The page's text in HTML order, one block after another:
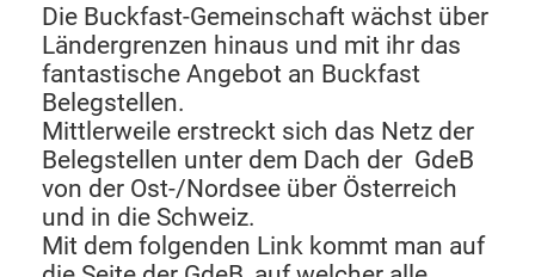
Die Buckfast-Gemeinschaft wächst über
Ländergrenzen hinaus und mit ihr das
fantastische Angebot an Buckfast
Belegstellen.
Mittlerweile erstreckt sich das Netz der
Belegstellen unter dem Dach der GdeB
von der Ost-/Nordsee über Österreich
und in die Schweiz.
Mit dem folgenden Link kommt man auf